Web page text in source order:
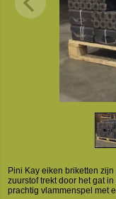
Pini Kay eiken briketten
zuurstof trekt door het gat
prachtig vlammenspel met